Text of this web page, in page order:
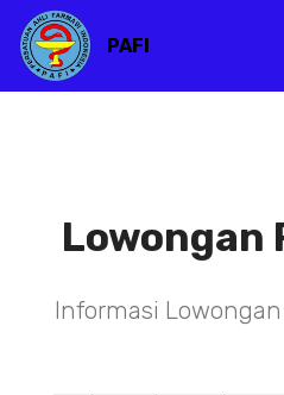
PAFI
Lowongan
Informasi Lowongan